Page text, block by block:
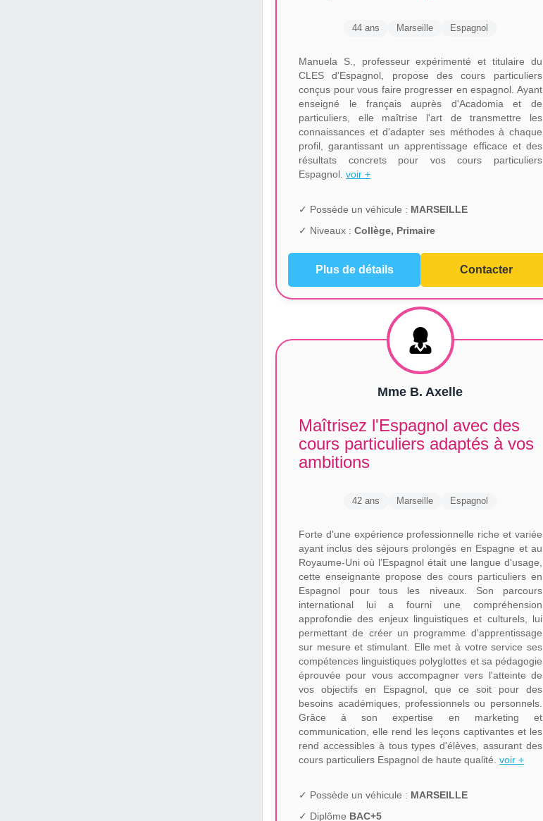
44 ans Marseille Espagnol
Manuela S., professeur expérimenté et titulaire du
CLES d'Espagnol, propose des cours particuliers
conçus pour vous faire progresser en espagnol. Ayant
enseigné le français auprès d'Acadomia et de
particuliers, elle maîtrise l'art de transmettre les
connaissances et d'adapter ses méthodes à chaque
profil, garantissant un apprentissage efficace et des
résultats concrets pour vos cours particuliers
Espagnol.voir +
✓ Possède un véhicule : MARSEILLE
✓ Niveaux :Collège, Primaire
Plus de détails Contacter
Mme B. Axelle
Maîtrisez l'Espagnol avec des
cours particuliers adaptés à vos
ambitions
42 ans Marseille Espagnol
Forte d'une expérience professionnelle riche et variée
ayant inclus des séjours prolongés en Espagne et au
Royaume-Uni où l’Espagnol était une langue d'usage,
cette enseignante propose des cours particuliers en
Espagnol pour tous les niveaux. Son parcours
international lui a fourni une compréhension
approfondie des enjeux linguistiques et culturels, lui
permettant de créer un programme d'apprentissage
sur mesure et stimulant. Elle met à votre service ses
compétences linguistiques polyglottes et sa pédagogie
éprouvée pour vous accompagner vers l'atteinte de
vos objectifs en Espagnol, que ce soit pour des
besoins académiques, professionnels ou personnels.
Grâce à son expertise en marketing et
communication, elle rend les leçons captivantes et les
rend accessibles à tous types d'élèves, assurant des
cours particuliers Espagnol de haute qualité.voir +
✓ Possède un véhicule : MARSEILLE
✓ Diplôme BAC+5